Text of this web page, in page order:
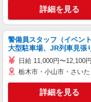
詳細を見る
警備員スタッフ（イベン
大型駐車場、JR列車見張
日給 11,000円〜12,100円
栃木市・小山市・さい
詳細を見る